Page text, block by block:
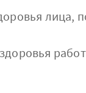
лица,